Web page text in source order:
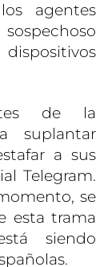
agentes
de la
suplantar
a sus
Telegram.
se
esta trama
siendo